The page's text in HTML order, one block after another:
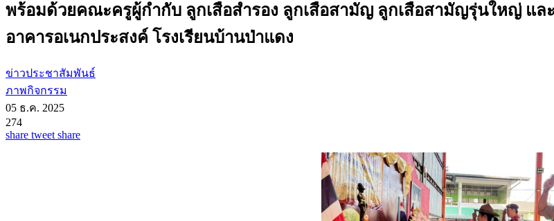
พร้อมด้วยคณะครูผู้กำกับ ลูกเสือสำรอง ลูกเสือสามัญ ลูกเสือสามัญรุ่นใหญ่ แล
อาคารอเนกประสงค์ โรงเรียนบ้านป่าแดง
ข่าวประชาสัมพันธ์
ภาพกิจกรรม
05 ธ.ค. 2025
274
share tweet share